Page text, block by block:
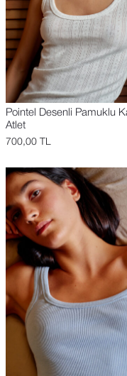
Pointel Desenli Pamuklu
Atlet
700,00 TL